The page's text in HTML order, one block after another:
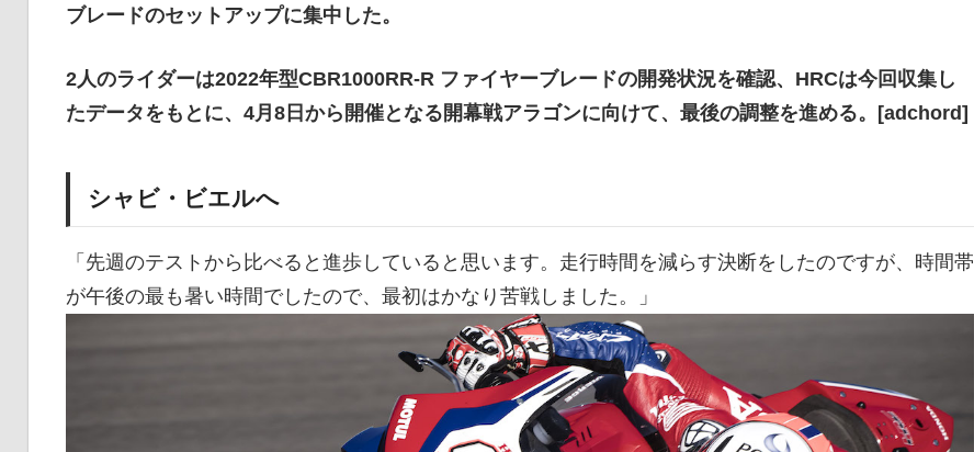
ブレードのセットアップに集中した。
2人のライダーは2022年型CBR1000RR-R ファイヤーブレードの開発状況を確認、HRCは今回収集し
たデータをもとに、4月8日から開催となる開幕戦アラゴンに向けて、最後の調整を進める。[adchord]
シャビ・ビエルへ
「先週のテストから比べると進歩していると思います。走行時間を減らす決断をしたのですが、時間帯
が午後の最も暑い時間でしたので、最初はかなり苦戦しました。」